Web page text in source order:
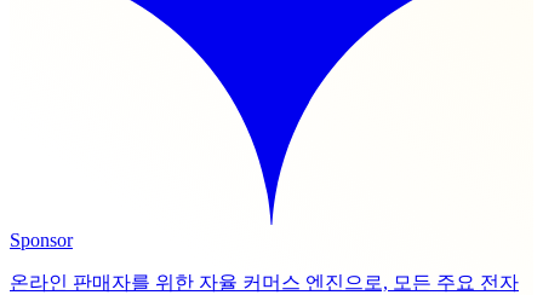
Sponsor
온라인 판매자를 위한 자율 커머스 엔진으로, 모든 주요 전자